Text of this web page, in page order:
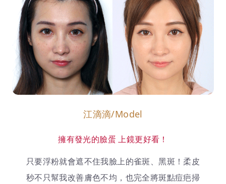
江滴滴/Model
擁有發光的臉蛋 上鏡更好看！
只要浮粉就會遮不住我臉上的雀斑、黑斑！柔皮
秒不只幫我改善膚色不均，也完全將斑點痘疤掃